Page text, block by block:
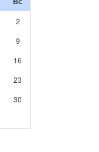
2
9
16
23
30